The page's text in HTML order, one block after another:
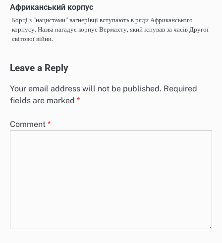
Африканський корпус
Борці з "нацистами" вагнерівці вступають в ряди Африканського
корпусу. Назва нагадує корпус Вермахту, який існував за часів Другої
світової війни.
Leave a Reply
Your email address will not be published. Required
fields are marked *
Comment *